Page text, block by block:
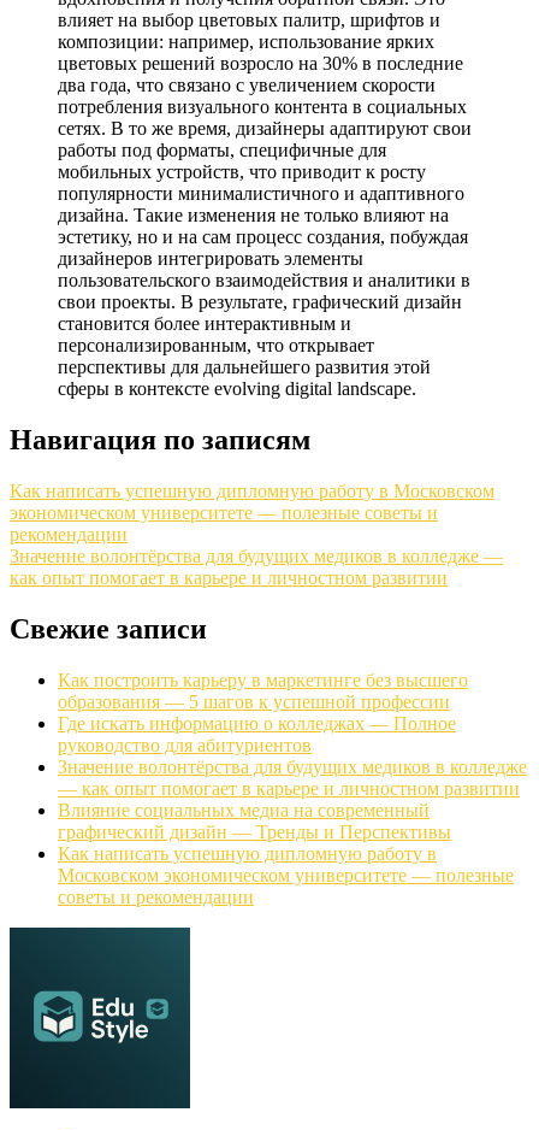
влияет на выбор цветовых палитр, шрифтов и
композиции: например, использование ярких
цветовых решений возросло на 30% в последние
два года, что связано с увеличением скорости
потребления визуального контента в социальных
сетях. В то же время, дизайнеры адаптируют свои
работы под форматы, специфичные для
мобильных устройств, что приводит к росту
популярности минималистичного и адаптивного
дизайна. Такие изменения не только влияют на
эстетику, но и на сам процесс создания, побуждая
дизайнеров интегрировать элементы
пользовательского взаимодействия и аналитики в
свои проекты. В результате, графический дизайн
становится более интерактивным и
персонализированным, что открывает
перспективы для дальнейшего развития этой
сферы в контексте evolving digital landscape.
Навигация по записям
Как написать успешную дипломную работу в Московском
экономическом университете — полезные советы и
рекомендации
Значение волонтёрства для будущих медиков в колледже —
как опыт помогает в карьере и личностном развитии
Свежие записи
Как построить карьеру в маркетинге без высшего
образования — 5 шагов к успешной профессии
Где искать информацию о колледжах — Полное
руководство для абитуриентов
Значение волонтёрства для будущих медиков в колледже
— как опыт помогает в карьере и личностном развитии
Влияние социальных медиа на современный
графический дизайн — Тренды и Перспективы
Как написать успешную дипломную работу в
Московском экономическом университете — полезные
советы и рекомендации